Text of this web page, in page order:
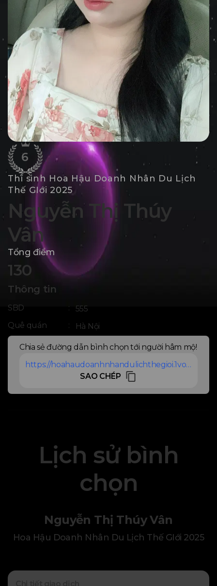
6
Thí sinh Hoa Hậu Doanh Nhân Du Lịch
Thế GIới 2025
Nguyễn Thị Thúy
Vân
Tổng điểm
130
Thông tin
SBD :
555
Quê quán
: Hà Nội
Chia sẻ đường dẫn bình chọn tới người hâm mộ!
https://hoahaudoanhnhandulichthegioi.1vote.vn/thi-sinh/nguoidepduocyeuthichnhat/nguyen-thi-thuy-van-555
SAO CHÉP
Lịch sử bình
chọn
Nguyễn Thị Thúy Vân
Hoa Hậu Doanh Nhân Du Lịch Thế GIới 2025